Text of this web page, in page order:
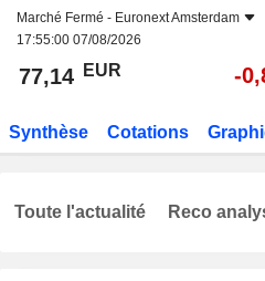
Marché Fermé - Euronext Amsterdam
17:55:00 07/08/2026
77,14 EUR -
Synthèse Cotations
Toute l'actualité Reco